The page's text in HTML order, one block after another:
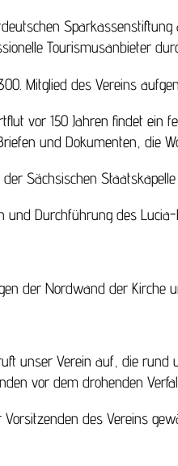
Tourismusanbieter
Mitglied des Vereins
vor 150 Jahren findet ein
und Dokumenten, die
Sächsischen
Durchführung des
der Nordwand der
unser Verein auf, die
vor dem drohenden
des Vereins